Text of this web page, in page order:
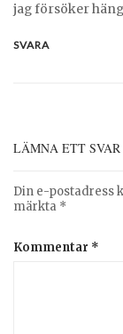
jag försöker
SVARA
LÄMNA ETT SVAR
Din e-postadress
märkta *
Kommentar *